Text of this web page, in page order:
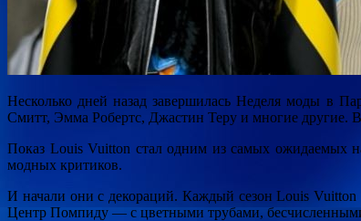
Несколько дней назад завершилась Неделя моды в
Смитт, Эмма Робертс, Джастин Теру и многие другие.
Показ Louis Vuitton стал одним из самых ожидаемых
модных критиков.
И начали они с декораций. Каждый сезон Louis Vuitton
Центр Помпиду — с цветными трубами,